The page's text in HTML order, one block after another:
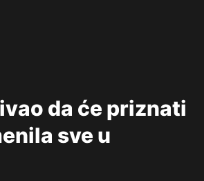
da će priznati
sve u